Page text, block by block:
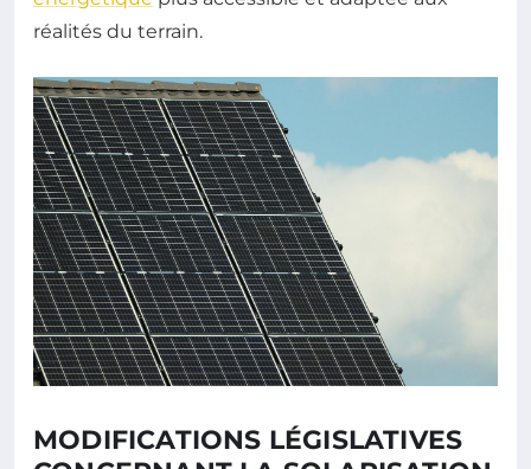
réalités du terrain.
MODIFICATIONS LÉGISLATIVES